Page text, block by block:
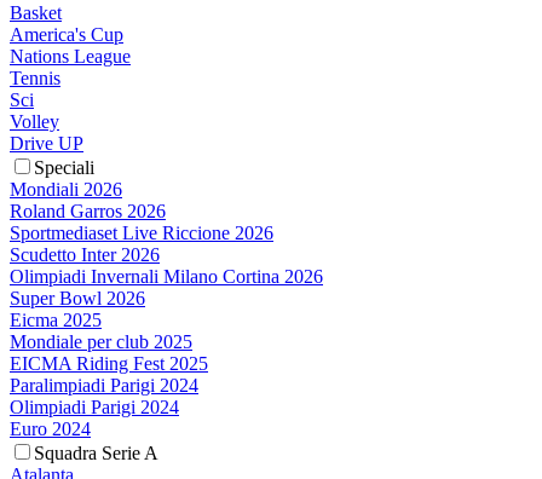
Basket
America's Cup
Nations League
Tennis
Sci
Volley
Drive UP
Speciali
Mondiali 2026
Roland Garros 2026
Sportmediaset Live Riccione 2026
Scudetto Inter 2026
Olimpiadi Invernali Milano Cortina 2026
Super Bowl 2026
Eicma 2025
Mondiale per club 2025
EICMA Riding Fest 2025
Paralimpiadi Parigi 2024
Olimpiadi Parigi 2024
Euro 2024
Squadra Serie A
Atalanta